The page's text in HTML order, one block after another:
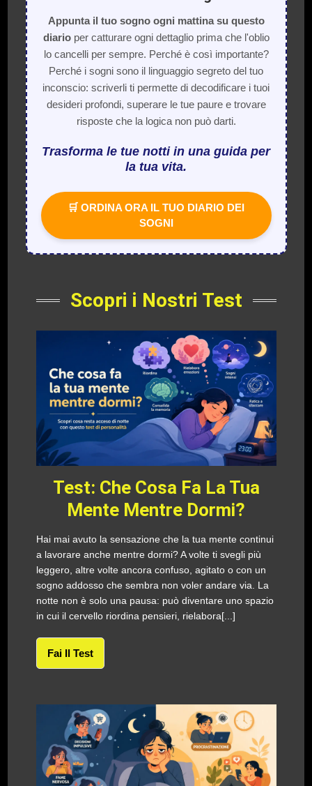
Appunta il tuo sogno ogni mattina su questo
diarioper catturare ogni dettaglio prima che l'oblio
lo cancelli per sempre. Perché è così importante?
Perché i sogni sono il linguaggio segreto del tuo
inconscio: scriverli ti permette di decodificare i tuoi
desideri profondi, superare le tue paure e trovare
risposte che la logica non può darti.
Trasforma le tue notti in una guida per
la tua vita.
🛒 ORDINA ORA IL TUO DIARIO DEI
SOGNI
Scopri i Nostri Test
Test: Che Cosa Fa La Tua
Mente Mentre Dormi?
Hai mai avuto la sensazione che la tua mente continui
a lavorare anche mentre dormi? A volte ti svegli più
leggero, altre volte ancora confuso, agitato o con un
sogno addosso che sembra non voler andare via. La
notte non è solo una pausa: può diventare uno spazio
in cui il cervello riordina pensieri, rielabora[...]
Fai Il Test